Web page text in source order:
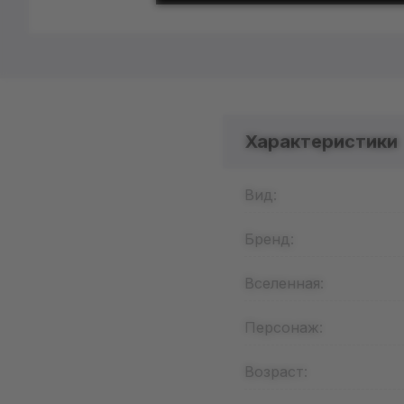
Характеристики
Вид:
Бренд:
Вселенная:
Персонаж:
Возраст: